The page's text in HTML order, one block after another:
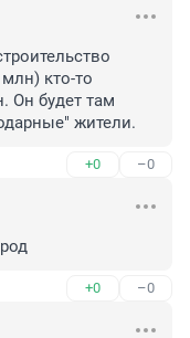
кто-то
Он будет там
жители.
+0 –0
+0 –0